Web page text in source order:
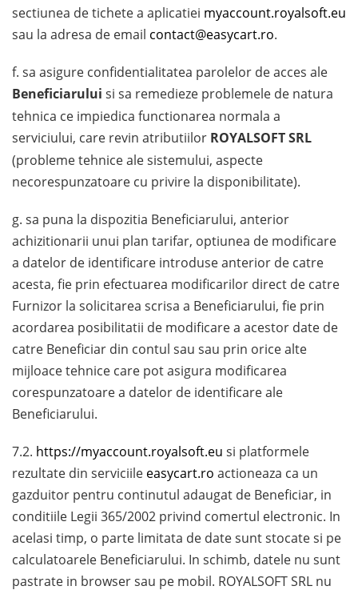
sectiunea de tichete a aplicatiei myaccount.royalsoft.eu
sau la adresa de email contact@easycart.ro.
f. sa asigure confidentialitatea parolelor de acces ale
Beneficiarului si sa remedieze problemele de natura
tehnica ce impiedica functionarea normala a
serviciului, care revin atributiilor ROYALSOFT SRL
(probleme tehnice ale sistemului, aspecte
necorespunzatoare cu privire la disponibilitate).
g. sa puna la dispozitia Beneficiarului, anterior
achizitionarii unui plan tarifar, optiunea de modificare
a datelor de identificare introduse anterior de catre
acesta, fie prin efectuarea modificarilor direct de catre
Furnizor la solicitarea scrisa a Beneficiarului, fie prin
acordarea posibilitatii de modificare a acestor date de
catre Beneficiar din contul sau sau prin orice alte
mijloace tehnice care pot asigura modificarea
corespunzatoare a datelor de identificare ale
Beneficiarului.
7.2. https://myaccount.royalsoft.eu si platformele
rezultate din serviciile easycart.ro actioneaza ca un
gazduitor pentru continutul adaugat de Beneficiar, in
conditiile Legii 365/2002 privind comertul electronic. In
acelasi timp, o parte limitata de date sunt stocate si pe
calculatoarele Beneficiarului. In schimb, datele nu sunt
pastrate in browser sau pe mobil. ROYALSOFT SRL nu